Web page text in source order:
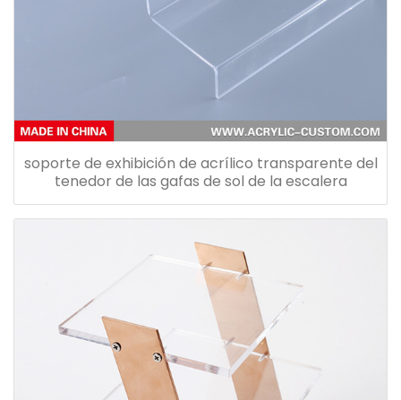
soporte de exhibición de acrílico transparente del
tenedor de las gafas de sol de la escalera